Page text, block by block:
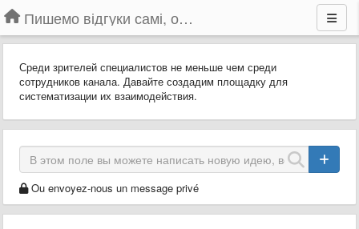
Пишемо відгуки самі, обговорюємо інші ідеї та пропозиції до Громадського Телебачення
Среди зрителей специалистов не меньше чем среди
сотрудников канала. Давайте создадим площадку для
систематизации их взаимодействия.
Ou envoyez-nous un message privé